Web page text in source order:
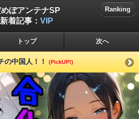
めぽアンテナSP
新着記事： VIP
Ranking
トップ 次へ
の中国人！！ (PickUP!)